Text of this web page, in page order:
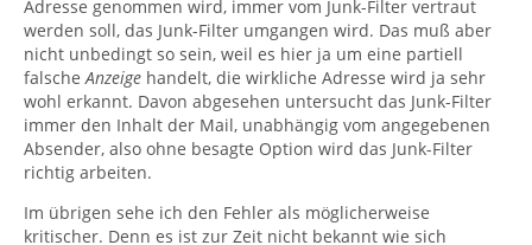
Adresse genommen wird, immer vom Junk-Filter vertraut
werden soll, das Junk-Filter umgangen wird. Das muß aber
nicht unbedingt so sein, weil es hier ja um eine partiell
falscheAnzeige handelt, die wirkliche Adresse wird ja sehr
wohl erkannt. Davon abgesehen untersucht das Junk-Filter
immer den Inhalt der Mail, unabhängig vom angegebenen
Absender, also ohne besagte Option wird das Junk-Filter
richtig arbeiten.
Im übrigen sehe ich den Fehler als möglicherweise
kritischer. Denn es ist zur Zeit nicht bekannt wie sich